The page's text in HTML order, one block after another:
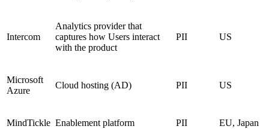
Intercom
Analytics provider that
captures how Users interact
with the product
PII US
Microsoft
Azure
Cloud hosting (AD) PII US
MindTickle Enablement platform PII EU, Japan